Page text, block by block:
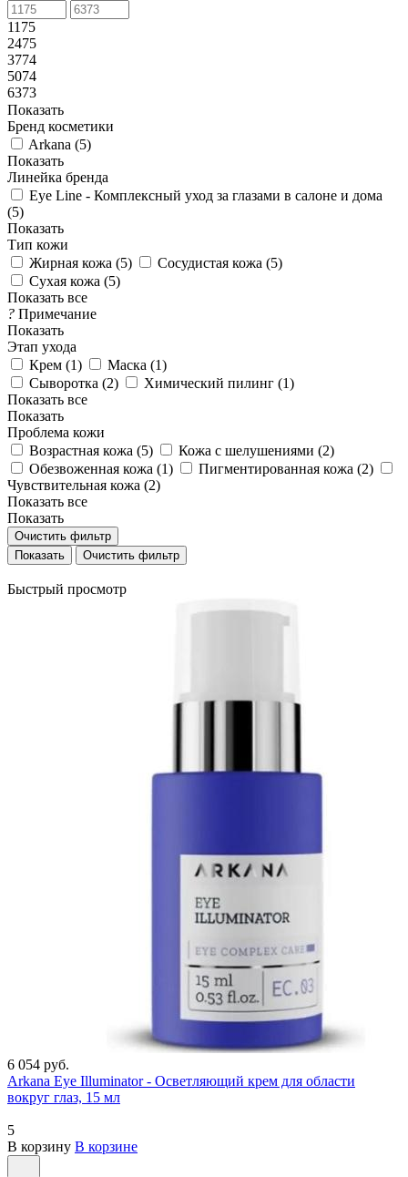
1175
2475
3774
5074
6373
Показать
Бренд косметики
Arkana (5)
Показать
Линейка бренда
Eye Line - Комплексный уход за глазами в салоне и дома
(5)
Показать
Тип кожи
Жирная кожа (5) Сосудистая кожа (5)
Сухая кожа (5)
Показать все
? Примечание
Показать
Этап ухода
Крем (1) Маска (1)
Сыворотка (2) Химический пилинг (1)
Показать все
Показать
Проблема кожи
Возрастная кожа (5) Кожа с шелушениями (2)
Обезвоженная кожа (1) Пигментированная кожа (2)
Чувствительная кожа (2)
Показать все
Показать
Очистить фильтр
Очистить фильтр
Быстрый просмотр
6 054 руб.
Arkana Eye Illuminator - Осветляющий крем для области
вокруг глаз, 15 мл
5
В корзину В корзине